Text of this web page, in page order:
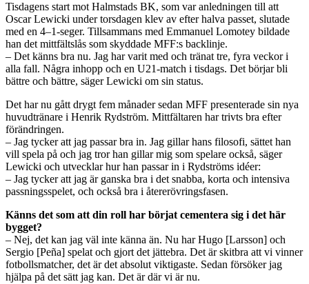
Tisdagens start mot Halmstads BK, som var anledningen till att
Oscar Lewicki under torsdagen klev av efter halva passet, slutade
med en 4–1-seger. Tillsammans med Emmanuel Lomotey bildade
han det mittfältslås som skyddade MFF:s backlinje.
– Det känns bra nu. Jag har varit med och tränat tre, fyra veckor i
alla fall. Några inhopp och en U21-match i tisdags. Det börjar bli
bättre och bättre, säger Lewicki om sin status.
Det har nu gått drygt fem månader sedan MFF presenterade sin nya
huvudtränare i Henrik Rydström. Mittfältaren har trivts bra efter
förändringen.
– Jag tycker att jag passar bra in. Jag gillar hans filosofi, sättet han
vill spela på och jag tror han gillar mig som spelare också, säger
Lewicki och utvecklar hur han passar in i Rydströms idéer:
– Jag tycker att jag är ganska bra i det snabba, korta och intensiva
passningsspelet, och också bra i återerövringsfasen.
Känns det som att din roll har börjat cementera sig i det här
bygget?
– Nej, det kan jag väl inte känna än. Nu har Hugo [Larsson] och
Sergio [Peña] spelat och gjort det jättebra. Det är skitbra att vi vinner
fotbollsmatcher, det är det absolut viktigaste. Sedan försöker jag
hjälpa på det sätt jag kan. Det är där vi är nu.